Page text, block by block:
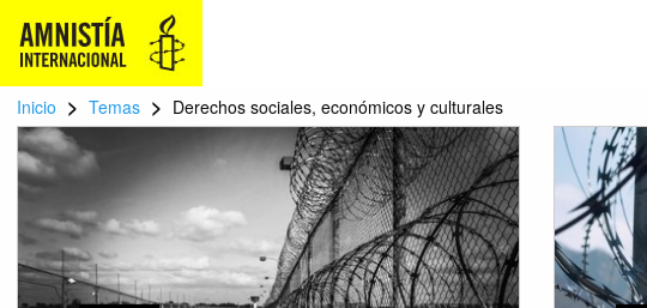
Inicio > Temas > Derechos sociales, económicos y culturales